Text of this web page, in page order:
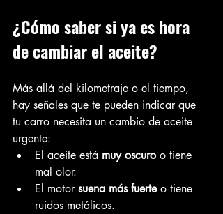
¿Cómo saber si ya es hora
de cambiar el aceite?
Más allá del kilometraje o el tiempo,
hay señales que te pueden indicar que
tu carro necesita un cambio de aceite
urgente:
El aceite está muy oscuro o tiene
mal olor.
El motor suena más fuerte o tiene
ruidos metálicos.